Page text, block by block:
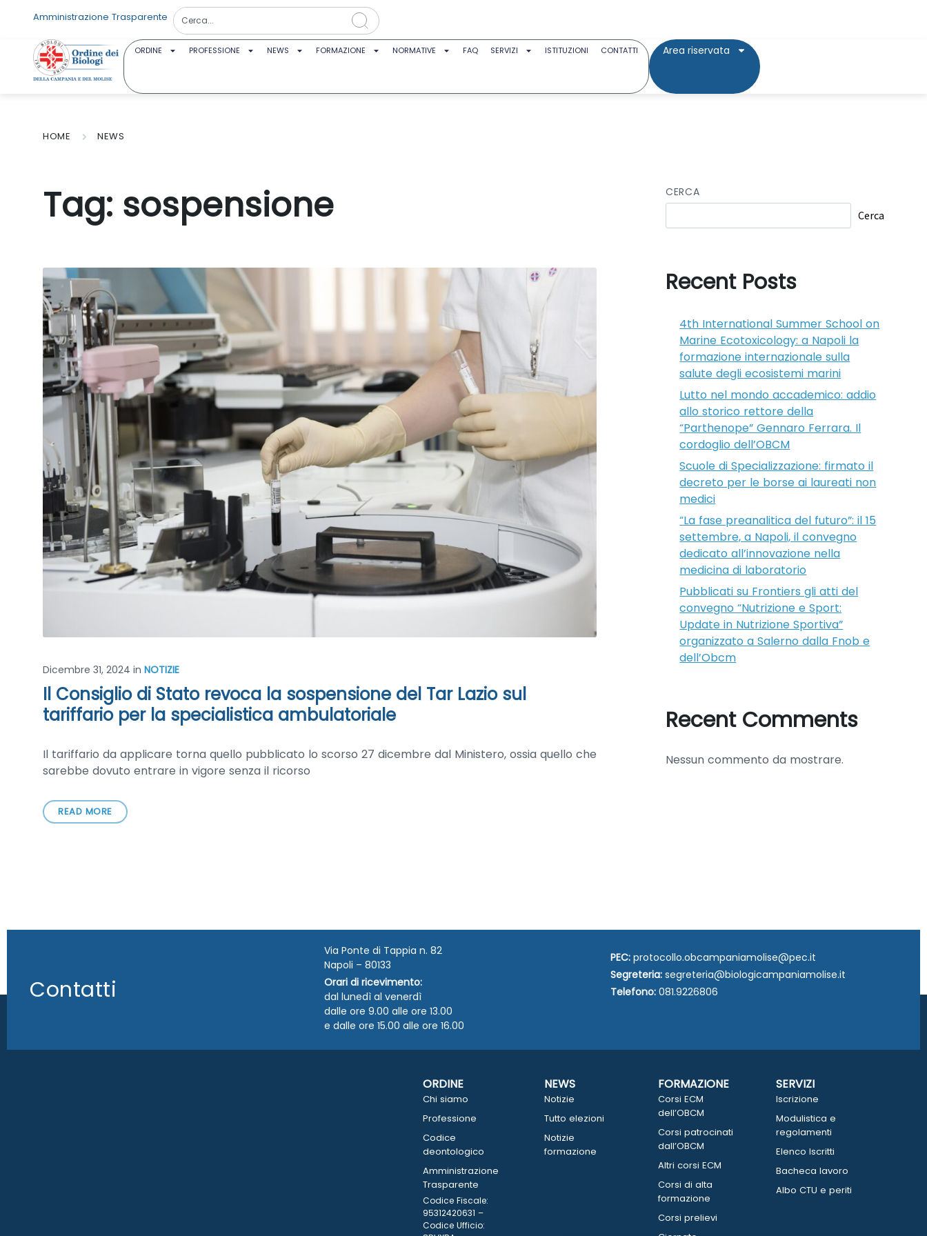
Amministrazione Trasparente
ORDINE PROFESSIONE NEWS FORMAZIONE NORMATIVE FAQ SERVIZI ISTITUZIONI CONTATTI Area riservata
HOME NEWS
Tag: sospensione
Dicembre 31, 2024 in NOTIZIE
Il Consiglio di Stato revoca la sospensione del Tar Lazio sul
tariffario per la specialistica ambulatoriale
Il tariffario da applicare torna quello pubblicato lo scorso 27 dicembre dal Ministero, ossia quello che
sarebbe dovuto entrare in vigore senza il ricorso
READ MORE
CERCA
Cerca
Recent Posts
4th International Summer School on
Marine Ecotoxicology: a Napoli la
formazione internazionale sulla
salute degli ecosistemi marini
Lutto nel mondo accademico: addio
allo storico rettore della
“Parthenope” Gennaro Ferrara. Il
cordoglio dell’OBCM
Scuole di Specializzazione: firmato il
decreto per le borse ai laureati non
medici
“La fase preanalitica del futuro”: il 15
settembre, a Napoli, il convegno
dedicato all’innovazione nella
medicina di laboratorio
Pubblicati su Frontiers gli atti del
convegno “Nutrizione e Sport:
Update in Nutrizione Sportiva”
organizzato a Salerno dalla Fnob e
dell’Obcm
Recent Comments
Nessun commento da mostrare.
Contatti
Via Ponte di Tappia n. 82
Napoli – 80133
Orari di ricevimento:
dal lunedì al venerdì
dalle ore 9.00 alle ore 13.00
e dalle ore 15.00 alle ore 16.00
PEC: protocollo.obcampaniamolise@pec.it
Segreteria: segreteria@biologicampaniamolise.it
Telefono: 081.9226806
ORDINE
Chi siamo
Professione
Codice
deontologico
Amministrazione
Trasparente
Codice Fiscale:
95312420631 –
Codice Ufficio:
NEWS
Notizie
Tutto elezioni
Notizie
formazione
FORMAZIONE
Corsi ECM
dell’OBCM
Corsi patrocinati
dall’OBCM
Altri corsi ECM
Corsi di alta
formazione
Corsi prelievi
SERVIZI
Iscrizione
Modulistica e
regolamenti
Elenco Iscritti
Bacheca lavoro
Albo CTU e periti